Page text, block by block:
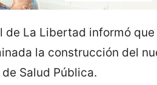
de La Libertad informó
la construcción del
Salud Pública.